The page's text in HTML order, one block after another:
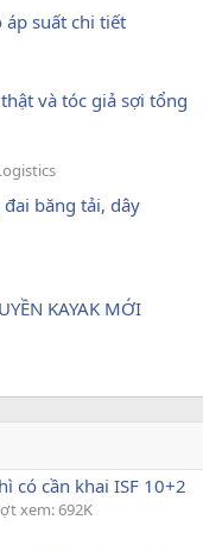
suất chi tiết
và tóc giả sợi tổng
đai băng tải, dây
KAYAK MỚI
có cần khai ISF 10+2
xem: 692K